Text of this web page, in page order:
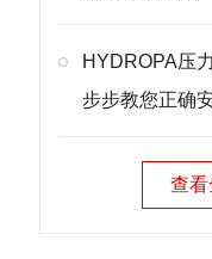
HYDROPA压
步步教您正确
查看